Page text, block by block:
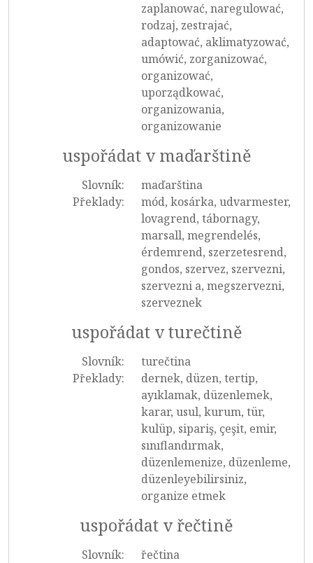
zaplanować, naregulować,
rodzaj, zestrajać,
adaptować, aklimatyzować,
umówić, zorganizować,
organizować,
uporządkować,
organizowania,
organizowanie
uspořádat v maďarštině
Slovník:
maďarština
Překlady:
mód, kosárka, udvarmester,
lovagrend, tábornagy,
marsall, megrendelés,
érdemrend, szerzetesrend,
gondos, szervez, szervezni,
szervezni a, megszervezni,
szerveznek
uspořádat v turečtině
Slovník:
turečtina
Překlady:
dernek, düzen, tertip,
ayıklamak, düzenlemek,
karar, usul, kurum, tür,
kulüp, sipariş, çeşit, emir,
sınıflandırmak,
düzenlemenize, düzenleme,
düzenleyebilirsiniz,
organize etmek
uspořádat v řečtině
Slovník:
řečtina